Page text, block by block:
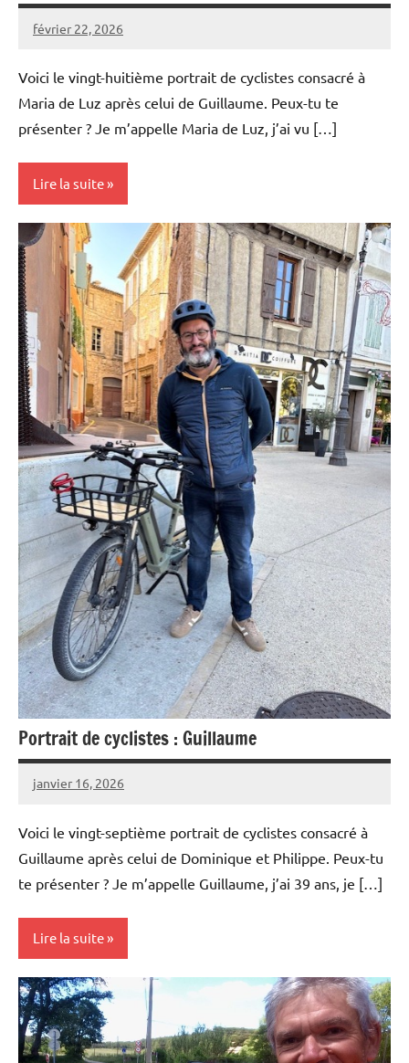
février 22, 2026
Carmen
Aucun
Voici le vingt-huitième portrait de cyclistes consacré à
Maria de Luz après celui de Guillaume. Peux-tu te
présenter ? Je m’appelle Maria de Luz, j’ai vu […]
Lire la suite
Portraits
Portrait de cyclistes : Guillaume
janvier 16, 2026
Carmen
Aucun
Voici le vingt-septième portrait de cyclistes consacré à
Guillaume après celui de Dominique et Philippe. Peux-tu
te présenter ? Je m’appelle Guillaume, j’ai 39 ans, je […]
Lire la suite
Portraits